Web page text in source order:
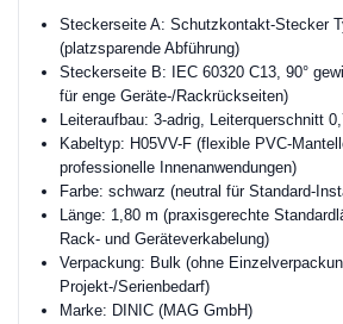
Steckerseite A: Schutzkontakt-Stecker
(platzsparende Abführung)
Steckerseite B: IEC 60320 C13, 90°
für enge Geräte-/Rackrückseiten)
Leiteraufbau: 3-adrig, Leiterquerschnitt
Kabeltyp: H05VV-F (flexible PVC-
professionelle Innenanwendungen)
Farbe: schwarz (neutral für Standard-
Länge: 1,80 m (praxisgerechte
Rack- und Geräteverkabelung)
Verpackung: Bulk (ohne
Projekt-/Serienbedarf)
Marke: DINIC (MAG GmbH)